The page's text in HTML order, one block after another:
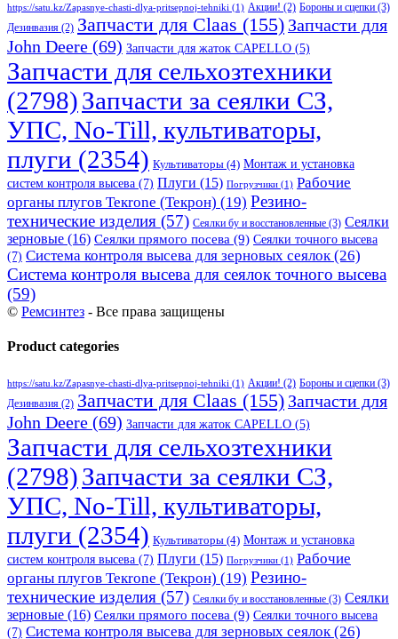
https://satu.kz/Zapasnye-chasti-dlya-pritsepnoj-tehniki (1) Акции! (2) Бороны и сцепки (3)
Дезинвазия (2) Запчасти для Claas (155) Запчасти для
John Deere (69) Запчасти для жаток CAPELLO (5)
Запчасти для сельхозтехники
(2798)Запчасти за сеялки СЗ,
УПС, No-Till, культиваторы,
плуги (2354) Культиваторы (4) Монтаж и установка
систем контроля высева (7) Плуги (15) Погрузчики (1) Рабочие
органы плугов Текrоne (Текрон) (19) Резино-
технические изделия (57) Сеялки бу и восстановленные (3) Сеялки
зерновые (16) Сеялки прямого посева (9) Сеялки точного высева
(7) Система контроля высева для зерновых сеялок(26)
Система контроля высева для сеялок точного высева
(59)
© Ремсинтез - Все права защищены
Product categories
https://satu.kz/Zapasnye-chasti-dlya-pritsepnoj-tehniki (1) Акции! (2) Бороны и сцепки (3)
Дезинвазия (2) Запчасти для Claas (155) Запчасти для
John Deere (69) Запчасти для жаток CAPELLO (5)
Запчасти для сельхозтехники
(2798)Запчасти за сеялки СЗ,
УПС, No-Till, культиваторы,
плуги (2354) Культиваторы (4) Монтаж и установка
систем контроля высева (7) Плуги (15) Погрузчики (1) Рабочие
органы плугов Текrоne (Текрон) (19) Резино-
технические изделия (57) Сеялки бу и восстановленные (3) Сеялки
зерновые (16) Сеялки прямого посева (9) Сеялки точного высева
(7) Система контроля высева для зерновых сеялок (26)